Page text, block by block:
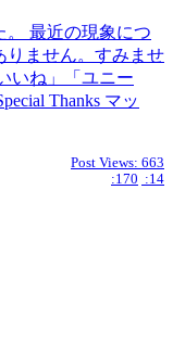
最近の現象につ
りません。すみませ
いね」「ユニー
Thanks マッ
Post Views: 663
:170 :14